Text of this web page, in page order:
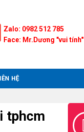
Zalo: 0982 512 785
Face: Mr.Dương "vui tính"
HỆ
tphcm